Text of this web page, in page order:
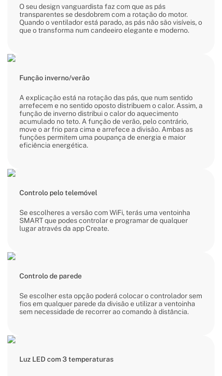
O seu design vanguardista faz com que as pás
transparentes se desdobrem com a rotação do motor.
Quando o ventilador está parado, as pás não são visíveis, o
que o transforma num candeeiro elegante e moderno.
Função inverno/verão
A explicação está na rotação das pás, que num sentido
arrefecem e no sentido oposto distribuem o calor. Assim, a
função de inverno distribui o calor do aquecimento
acumulado no teto. A função de verão, pelo contrário,
move o ar frio para cima e arrefece a divisão. Ambas as
funções permitem uma poupança de energia e maior
eficiência energética.
Controlo pelo telemóvel
Se escolheres a versão com WiFi, terás uma ventoinha
SMART que podes controlar e programar de qualquer
lugar através da app Create.
Controlo de parede
Se escolher esta opção poderá colocar o controlador sem
fios em qualquer parede da divisão e utilizar a ventoinha
sem necessidade de recorrer ao comando à distância.
Luz LED com 3 temperaturas